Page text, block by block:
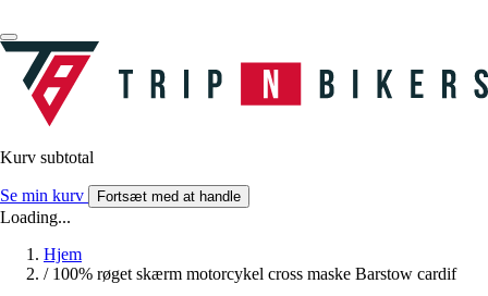
Kurv subtotal
Se min kurv Fortsæt med at handle
Loading...
Hjem
/ 100% røget skærm motorcykel cross maske Barstow cardif